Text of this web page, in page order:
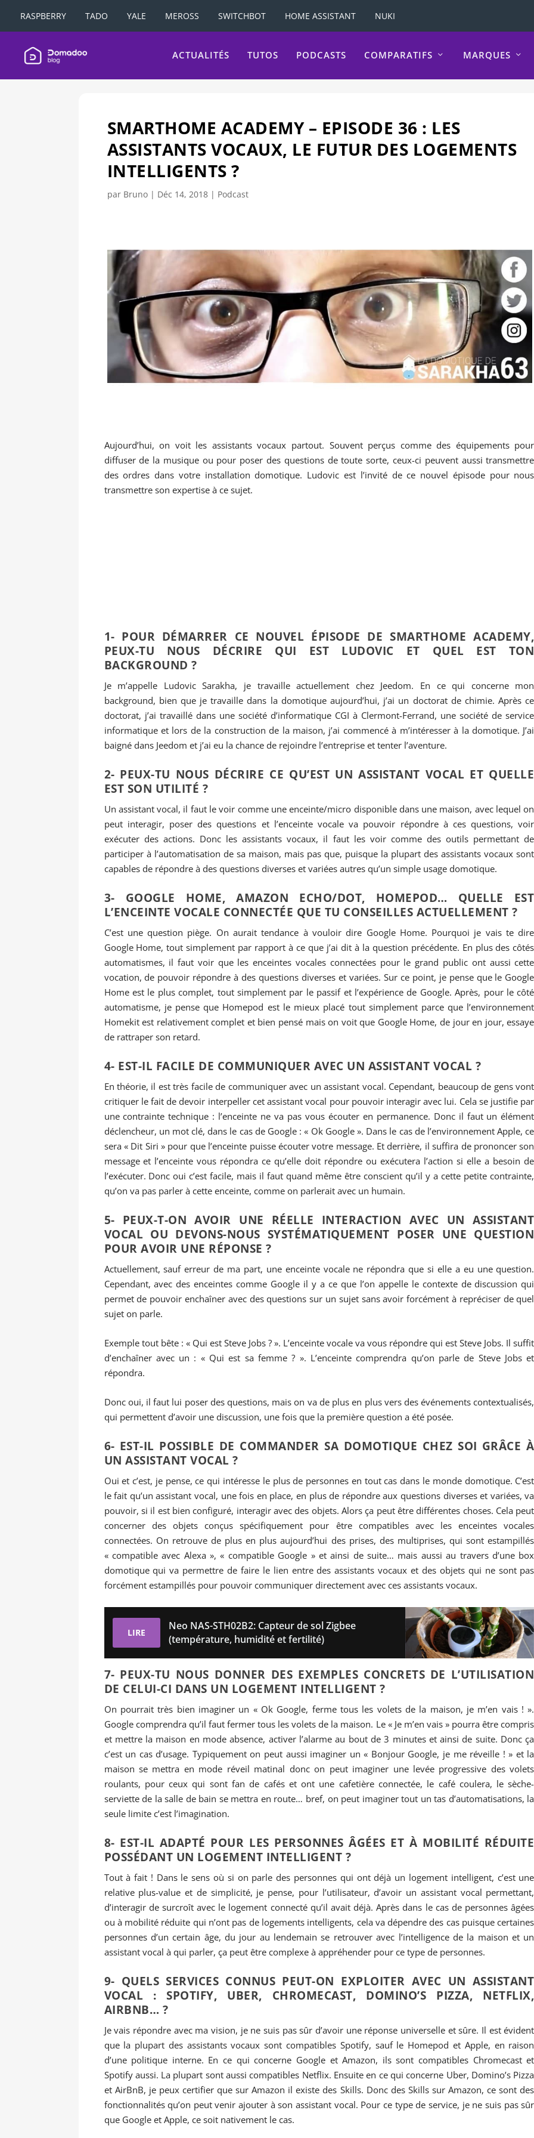
RASPBERRY TADO YALE MEROSS SWITCHBOT HOME ASSISTANT NUKI
ACTUALITÉS TUTOS PODCASTS COMPARATIFS MARQUES
SMARTHOME ACADEMY – EPISODE 36 : LES
ASSISTANTS VOCAUX, LE FUTUR DES LOGEMENTS
INTELLIGENTS ?
par Bruno| Déc 14, 2018| Podcast
Aujourd’hui, on voit les assistants vocaux partout. Souvent perçus comme des équipements pour
diffuser de la musique ou pour poser des questions de toute sorte, ceux-ci peuvent aussi transmettre
des ordres dans votre installation domotique. Ludovic est l’invité de ce nouvel épisode pour nous
transmettre son expertise à ce sujet.
1- POUR DÉMARRER CE NOUVEL ÉPISODE DE SMARTHOME ACADEMY,
PEUX-TU NOUS DÉCRIRE QUI EST LUDOVIC ET QUEL EST TON
BACKGROUND ?
Je m’appelle Ludovic Sarakha, je travaille actuellement chez Jeedom. En ce qui concerne mon
background, bien que je travaille dans la domotique aujourd’hui, j’ai un doctorat de chimie. Après ce
doctorat, j’ai travaillé dans une société d’informatique CGI à Clermont-Ferrand, une société de service
informatique et lors de la construction de la maison, j’ai commencé à m’intéresser à la domotique. J’ai
baigné dans Jeedom et j’ai eu la chance de rejoindre l’entreprise et tenter l’aventure.
2- PEUX-TU NOUS DÉCRIRE CE QU’EST UN ASSISTANT VOCAL ET QUELLE
EST SON UTILITÉ ?
Un assistant vocal, il faut le voir comme une enceinte/micro disponible dans une maison, avec lequel on
peut interagir, poser des questions et l’enceinte vocale va pouvoir répondre à ces questions, voir
exécuter des actions. Donc les assistants vocaux, il faut les voir comme des outils permettant de
participer à l’automatisation de sa maison, mais pas que, puisque la plupart des assistants vocaux sont
capables de répondre à des questions diverses et variées autres qu’un simple usage domotique.
3- GOOGLE HOME, AMAZON ECHO/DOT, HOMEPOD… QUELLE EST
L’ENCEINTE VOCALE CONNECTÉE QUE TU CONSEILLES ACTUELLEMENT ?
C’est une question piège. On aurait tendance à vouloir dire Google Home. Pourquoi je vais te dire
Google Home, tout simplement par rapport à ce que j’ai dit à la question précédente. En plus des côtés
automatismes, il faut voir que les enceintes vocales connectées pour le grand public ont aussi cette
vocation, de pouvoir répondre à des questions diverses et variées. Sur ce point, je pense que le Google
Home est le plus complet, tout simplement par le passif et l’expérience de Google. Après, pour le côté
automatisme, je pense que Homepod est le mieux placé tout simplement parce que l’environnement
Homekit est relativement complet et bien pensé mais on voit que Google Home, de jour en jour, essaye
de rattraper son retard.
4- EST-IL FACILE DE COMMUNIQUER AVEC UN ASSISTANT VOCAL ?
En théorie, il est très facile de communiquer avec un assistant vocal. Cependant, beaucoup de gens vont
critiquer le fait de devoir interpeller cet assistant vocal pour pouvoir interagir avec lui. Cela se justifie par
une contrainte technique : l’enceinte ne va pas vous écouter en permanence. Donc il faut un élément
déclencheur, un mot clé, dans le cas de Google : « Ok Google ». Dans le cas de l’environnement Apple, ce
sera « Dit Siri » pour que l’enceinte puisse écouter votre message. Et derrière, il suffira de prononcer son
message et l’enceinte vous répondra ce qu’elle doit répondre ou exécutera l’action si elle a besoin de
l’exécuter. Donc oui c’est facile, mais il faut quand même être conscient qu’il y a cette petite contrainte,
qu’on va pas parler à cette enceinte, comme on parlerait avec un humain.
5- PEUX-T-ON AVOIR UNE RÉELLE INTERACTION AVEC UN ASSISTANT
VOCAL OU DEVONS-NOUS SYSTÉMATIQUEMENT POSER UNE QUESTION
POUR AVOIR UNE RÉPONSE ?
Actuellement, sauf erreur de ma part, une enceinte vocale ne répondra que si elle a eu une question.
Cependant, avec des enceintes comme Google il y a ce que l’on appelle le contexte de discussion qui
permet de pouvoir enchaîner avec des questions sur un sujet sans avoir forcément à repréciser de quel
sujet on parle.
Exemple tout bête : « Qui est Steve Jobs ? ». L’enceinte vocale va vous répondre qui est Steve Jobs. Il suffit
d’enchaîner avec un : « Qui est sa femme ? ». L’enceinte comprendra qu’on parle de Steve Jobs et
répondra.
Donc oui, il faut lui poser des questions, mais on va de plus en plus vers des événements contextualisés,
qui permettent d’avoir une discussion, une fois que la première question a été posée.
6- EST-IL POSSIBLE DE COMMANDER SA DOMOTIQUE CHEZ SOI GRÂCE À
UN ASSISTANT VOCAL ?
Oui et c’est, je pense, ce qui intéresse le plus de personnes en tout cas dans le monde domotique. C’est
le fait qu’un assistant vocal, une fois en place, en plus de répondre aux questions diverses et variées, va
pouvoir, si il est bien configuré, interagir avec des objets. Alors ça peut être différentes choses. Cela peut
concerner des objets conçus spécifiquement pour être compatibles avec les enceintes vocales
connectées. On retrouve de plus en plus aujourd’hui des prises, des multiprises, qui sont estampillés
« compatible avec Alexa », « compatible Google » et ainsi de suite… mais aussi au travers d’une box
domotique qui va permettre de faire le lien entre des assistants vocaux et des objets qui ne sont pas
forcément estampillés pour pouvoir communiquer directement avec ces assistants vocaux.
LIRE
Neo NAS-STH02B2: Capteur de sol Zigbee
(température, humidité et fertilité)
7- PEUX-TU NOUS DONNER DES EXEMPLES CONCRETS DE L’UTILISATION
DE CELUI-CI DANS UN LOGEMENT INTELLIGENT ?
On pourrait très bien imaginer un « Ok Google, ferme tous les volets de la maison, je m’en vais ! ».
Google comprendra qu’il faut fermer tous les volets de la maison. Le « Je m’en vais » pourra être compris
et mettre la maison en mode absence, activer l’alarme au bout de 3 minutes et ainsi de suite. Donc ça
c’est un cas d’usage. Typiquement on peut aussi imaginer un « Bonjour Google, je me réveille ! » et la
maison se mettra en mode réveil matinal donc on peut imaginer une levée progressive des volets
roulants, pour ceux qui sont fan de cafés et ont une cafetière connectée, le café coulera, le sèche-
serviette de la salle de bain se mettra en route… bref, on peut imaginer tout un tas d’automatisations, la
seule limite c’est l’imagination.
8- EST-IL ADAPTÉ POUR LES PERSONNES ÂGÉES ET À MOBILITÉ RÉDUITE
POSSÉDANT UN LOGEMENT INTELLIGENT ?
Tout à fait ! Dans le sens où si on parle des personnes qui ont déjà un logement intelligent, c’est une
relative plus-value et de simplicité, je pense, pour l’utilisateur, d’avoir un assistant vocal permettant,
d’interagir de surcroît avec le logement connecté qu’il avait déjà. Après dans le cas de personnes âgées
ou à mobilité réduite qui n’ont pas de logements intelligents, cela va dépendre des cas puisque certaines
personnes d’un certain âge, du jour au lendemain se retrouver avec l’intelligence de la maison et un
assistant vocal à qui parler, ça peut être complexe à appréhender pour ce type de personnes.
9- QUELS SERVICES CONNUS PEUT-ON EXPLOITER AVEC UN ASSISTANT
VOCAL : SPOTIFY, UBER, CHROMECAST, DOMINO’S PIZZA, NETFLIX,
AIRBNB… ?
Je vais répondre avec ma vision, je ne suis pas sûr d’avoir une réponse universelle et sûre. Il est évident
que la plupart des assistants vocaux sont compatibles Spotify, sauf le Homepod et Apple, en raison
d’une politique interne. En ce qui concerne Google et Amazon, ils sont compatibles Chromecast et
Spotify aussi. La plupart sont aussi compatibles Netflix. Ensuite en ce qui concerne Uber, Domino’s Pizza
et AirBnB, je peux certifier que sur Amazon il existe des Skills. Donc des Skills sur Amazon, ce sont des
fonctionnalités qu’on peut venir ajouter à son assistant vocal. Pour ce type de service, je ne suis pas sûr
que Google et Apple, ce soit nativement le cas.